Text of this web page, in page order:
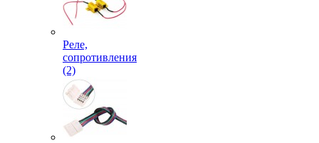
Реле,
сопротивления
(2)